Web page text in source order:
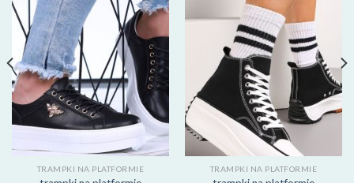
TRAMPKI NA PLATFORMIE TRAMPKI NA PLATFORMIE